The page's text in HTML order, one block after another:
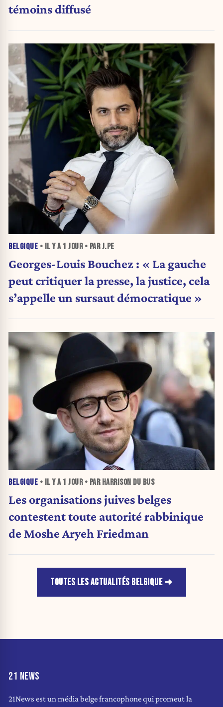
témoins diffusé
BELGIQUE • IL Y A 1 JOUR• PAR J.PE
Georges-Louis Bouchez : « La gauche
peut critiquer la presse, la justice, cela
s’appelle un sursaut démocratique »
BELGIQUE • IL Y A 1 JOUR• PAR HARRISON DU BUS
Les organisations juives belges
contestent toute autorité rabbinique
de Moshe Aryeh Friedman
TOUTES LES ACTUALITÉS BELGIQUE
21 NEWS
21News est un média belge francophone qui promeut la